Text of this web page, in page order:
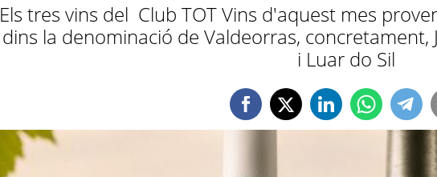
Els tres vins del Club TOT Vins d'aquest mes
dins la denominació de Valdeorras, concretament,
i Luar do Sil